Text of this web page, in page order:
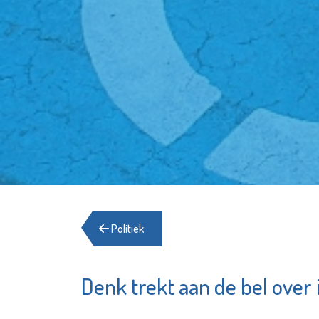
Politiek
Denk trekt aan de bel